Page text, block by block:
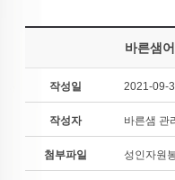
바른샘
작성일 2021-09-
작성자 바른샘 관
첨부파일 성인자원